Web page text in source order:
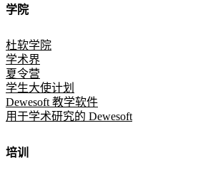
学院
杜软学院
学术界
夏令营
学生大使计划
Dewesoft 教学软件
用于学术研究的 Dewesoft
培训